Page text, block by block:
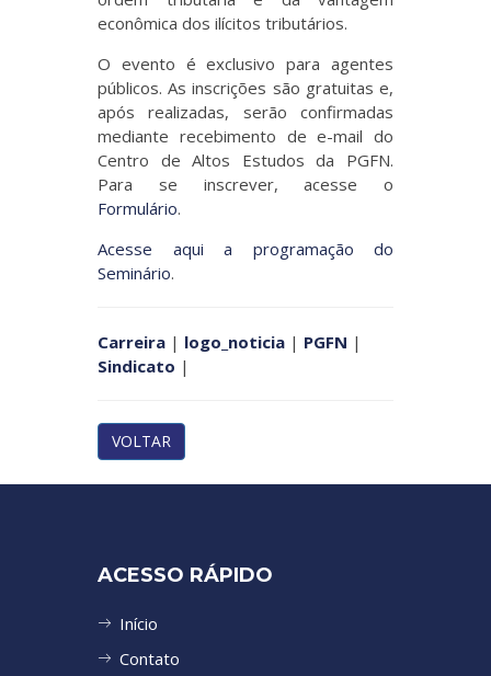
econômica dos ilícitos tributários.
O evento é exclusivo para agentes
públicos. As inscrições são gratuitas e,
após realizadas, serão confirmadas
mediante recebimento de e-mail do
Centro de Altos Estudos da PGFN.
Para se inscrever, acesse o
Formulário.
Acesse aqui a programação do
Seminário.
Carreira | logo_noticia | PGFN |
Sindicato |
VOLTAR
ACESSO RÁPIDO
Início
Contato